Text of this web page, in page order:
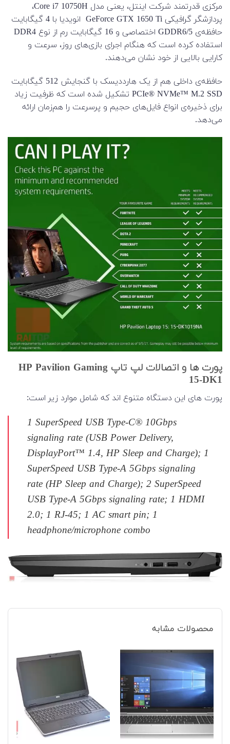
مرکزی قدرتمند شرکت اینتل، یعنی مدل Core i7 10750H،
پردازشگر گرافیکی GeForce GTX 1650 Ti انویدیا با 4 گیگابایت
حافظه‌ی GDDR6/5 اختصاصی و 16 گیگابایت رم از نوع DDR4
استفاده کرده است که هنگام اجرای بازی‌های روز، سرعت و
کارایی بالایی از خود نشان می‌دهند.
حافظه‌ی داخلی هم از یک هارددیسک با گنجایش 512 گیگابایت
PCIe® NVMe™ M.2 SSD تشکیل شده است که ظرفیت زیاد
برای ذخیره‌ی انواع فایل‌های حجیم و پرسرعت را هم‌زمان ارائه
می‌دهد.
پورت ها و اتصالات لپ تاپ HP Pavilion Gaming
15-DK1
پورت های این دستگاه متنوع اند که شامل موارد زیر است:
1 SuperSpeed USB Type-C® 10Gbps
signaling rate (USB Power Delivery,
DisplayPort™ 1.4, HP Sleep and Charge); 1
SuperSpeed USB Type-A 5Gbps signaling
rate (HP Sleep and Charge); 2 SuperSpeed
USB Type-A 5Gbps signaling rate; 1 HDMI
2.0; 1 RJ-45; 1 AC smart pin; 1
headphone/microphone combo
محصولات مشابه